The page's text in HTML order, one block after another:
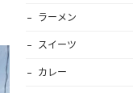
ラーメン
スイーツ
カレー